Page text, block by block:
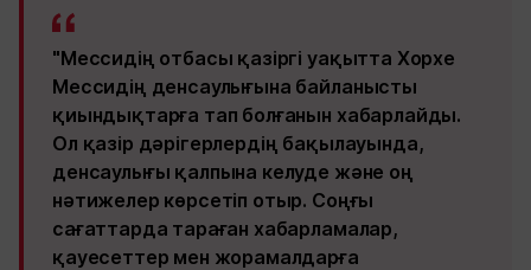
"Мессидің отбасы қазіргі уақытта Хорхе
Мессидің денсаулығына байланысты
қиындықтарға тап болғанын хабарлайды.
Ол қазір дәрігерлердің бақылауында,
денсаулығы қалпына келуде және оң
нәтижелер көрсетіп отыр. Соңғы
сағаттарда тараған хабарламалар,
қауесеттер мен жорамалдарға